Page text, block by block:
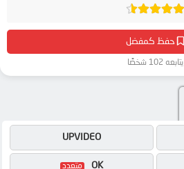
حفظ كمفضل
يتابعه 102 شخصًا
OK
UPVIDEO